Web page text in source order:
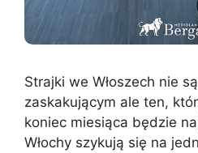
Strajki we Włoszech nie
zaskakującym ale ten,
koniec miesiąca będzie
Włochy szykują się na